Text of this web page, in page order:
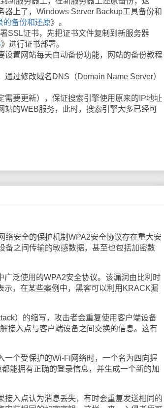
上了，Windows Server Backup工具备份和
的备份和还原》。
证书，先把证书文件复制到新服务器
》进行证书部署。
置网站每天自动备份功能，网站的备份教程
过修改域名DNS（Domain Name Server）
要更新），保证搜索引擎使用原来的IP地址
站的WEB服务，此时，搜索引擎大多已经可
安全的保护机制WPA2安全协议存在重大安
备之间传输的敏感数据，甚至也包括加密数
泛使用的WPA2安全协议。该漏洞由比利时
示，在某些案例中，黑客可以利用KRACK漏
）的缩写，攻击者会重复使用客户端设备
接入点与客户端设备之间交换的信息。这有
个受保护的Wi-Fi网络时，一个名为四向握
能拥有正确的登录信息，并生成一个新的加
入点认为消息丢失，有时会重复发送相同的